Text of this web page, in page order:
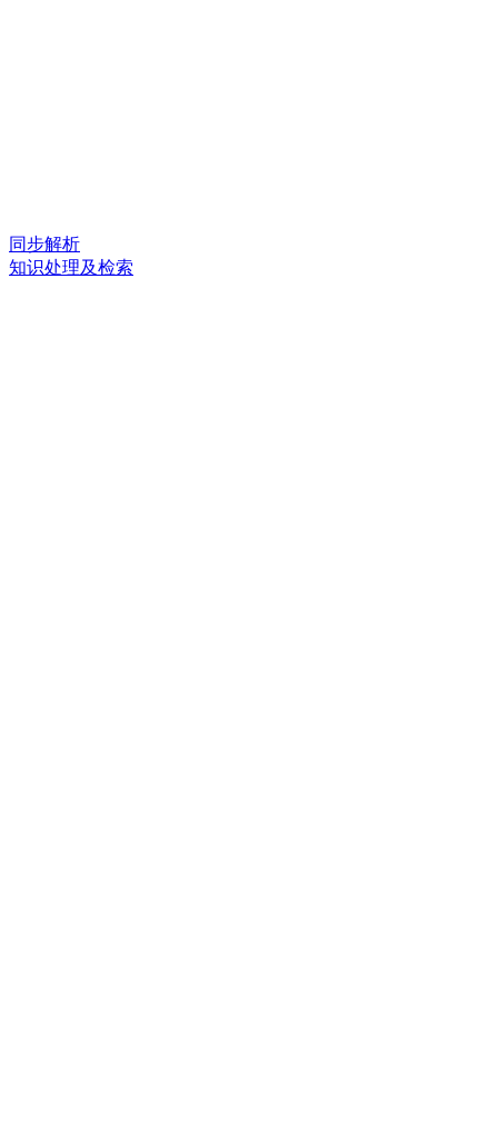
同步解析
知识处理及检索